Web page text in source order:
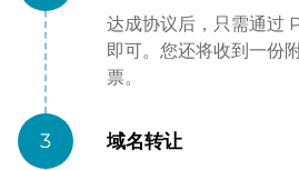
达成协议后，只需通过
即可。您还将收到一份
票。
3 域名转让